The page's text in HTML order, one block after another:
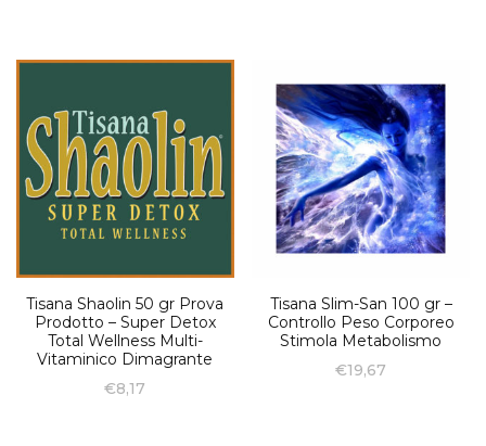
Tisana Shaolin 50 gr Prova
Prodotto – Super Detox
Total Wellness Multi-
Vitaminico Dimagrante
€8,17
Tisana Slim-San 100 gr –
Controllo Peso Corporeo
Stimola Metabolismo
€19,67